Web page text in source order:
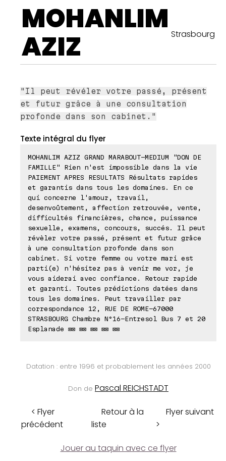
MOHANLIM
AZIZ
Strasbourg
"Il peut révéler votre passé, présent
et futur grâce à une consultation
profonde dans son cabinet."
Texte intégral du flyer
MOHANLIM AZIZ GRAND MARABOUT-MEDIUM "DON DE
FAMILLE" Rien n'est impossible dans la vie
PAIEMENT APRES RESULTATS Résultats rapides
et garantis dans tous les domaines. En ce
qui concerne l'amour, travail,
desenvoûtement, affection retrouvée, vente,
difficultés financières, chance, puissance
sexuelle, examens, concours, succés. Il peut
révèler votre passé, présent et futur grâce
à une consultation profonde dans son
cabinet. Si votre femme ou votre mari est
parti(e) n'hésitez pas à venir me vor, je
vous aiderai avec confiance. Retour rapide
et garanti. Toutes prédictions datées dans
tous les domaines. Peut travailler par
correspondance 12, RUE DE ROME-67000
STRASBOURG Chambre N°16-Entresol Bus 7 et 20
Esplanade ⊠⊠ ⊠⊠ ⊠⊠ ⊠⊠ ⊠⊠
Datation : entre 1996 et probablement les années 2000
Don de Pascal REICHSTADT
< Flyer
précédent
Retour à la
liste
Flyer suivant
>
Jouer au taquin avec ce flyer